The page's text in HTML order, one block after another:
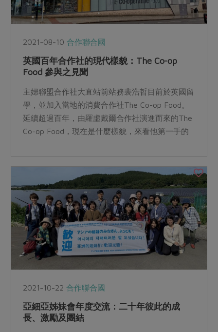
2021-08-10合作聯合國
英國百年合作社的現代樣貌：The Co-op
Food 參與之見聞
主婦聯盟合作社大直站前站務裴浩哲目前於英國留
學，並加入當地的消費合作社The Co-op Food。
延續超過百年，由羅虛戴爾合作社演進而來的The
Co-op Food，現在是什麼樣貌，來看他第一手的
2021-10-22合作聯合國
亞細亞姊妹會年度交流：二十年彼此的成
長、激勵及團結